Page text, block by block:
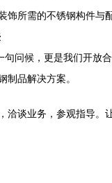
饰所需的不锈钢构件与
句问候，更是我们开放
制品解决方案。
洽谈业务，参观指导。